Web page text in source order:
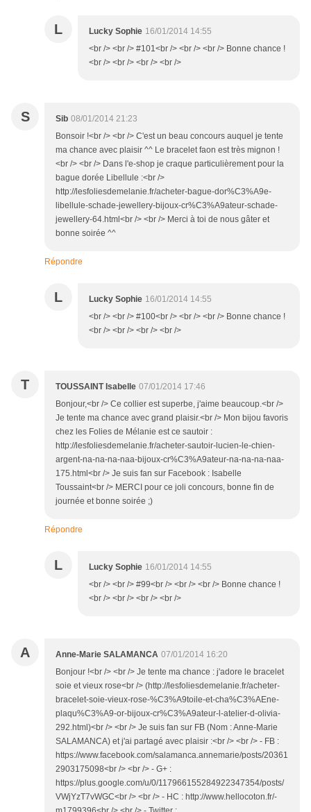
L Lucky Sophie 16/01/2014 14:55
<br /> <br /> #101<br /> <br /> <br /> Bonne chance !
<br /> <br /> <br /> <br />
S Sib 08/01/2014 21:23
Bonsoir !<br /> <br /> C'est un beau concours auquel je tente
ma chance avec plaisir ^^ Le bracelet faon est très mignon !
<br /> <br /> Dans l'e-shop je craque particulièrement pour la
bague dorée Libellule :<br />
http://lesfoliesdemelanie.fr/acheter-bague-dor%C3%A9e-
libellule-schade-jewellery-bijoux-cr%C3%A9ateur-schade-
jewellery-64.html<br /> <br /> Merci à toi de nous gâter et
bonne soirée ^^
Répondre
L Lucky Sophie 16/01/2014 14:55
<br /> <br /> #100<br /> <br /> <br /> Bonne chance !
<br /> <br /> <br /> <br />
T TOUSSAINT Isabelle 07/01/2014 17:46
Bonjour,<br /> Ce collier est superbe, j'aime beaucoup.<br />
Je tente ma chance avec grand plaisir.<br /> Mon bijou favoris
chez les Folies de Mélanie est ce sautoir :
http://lesfoliesdemelanie.fr/acheter-sautoir-lucien-le-chien-
argent-na-na-na-naa-bijoux-cr%C3%A9ateur-na-na-na-naa-
175.html<br /> Je suis fan sur Facebook : Isabelle
Toussaint<br /> MERCI pour ce joli concours, bonne fin de
journée et bonne soirée ;)
Répondre
L Lucky Sophie 16/01/2014 14:55
<br /> <br /> #99<br /> <br /> <br /> Bonne chance !
<br /> <br /> <br /> <br />
A Anne-Marie SALAMANCA 07/01/2014 16:20
Bonjour !<br /> <br /> Je tente ma chance : j'adore le bracelet
soie et vieux rose<br /> (http://lesfoliesdemelanie.fr/acheter-
bracelet-soie-vieux-rose-%C3%A9toile-et-cha%C3%AEne-
plaqu%C3%A9-or-bijoux-cr%C3%A9ateur-l-atelier-d-olivia-
292.html)<br /> <br /> Je suis fan sur FB (Nom : Anne-Marie
SALAMANCA) et j'ai partagé avec plaisir :<br /> <br /> - FB :
https://www.facebook.com/salamanca.annemarie/posts/20361
2903175098<br /> <br /> - G+ :
https://plus.google.com/u/0/117966155284922347354/posts/
VWjYzT7vWGC<br /> <br /> - HC : http://www.hellocoton.fr/-